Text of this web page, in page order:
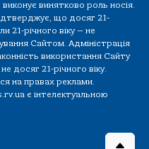
винятково роль носія.
що досяг 21-
21-річного віку — не
Сайтом. Адміністрація
використання Сайту
досяг 21-річного віку.
на правах реклами.
є інтелектуальною